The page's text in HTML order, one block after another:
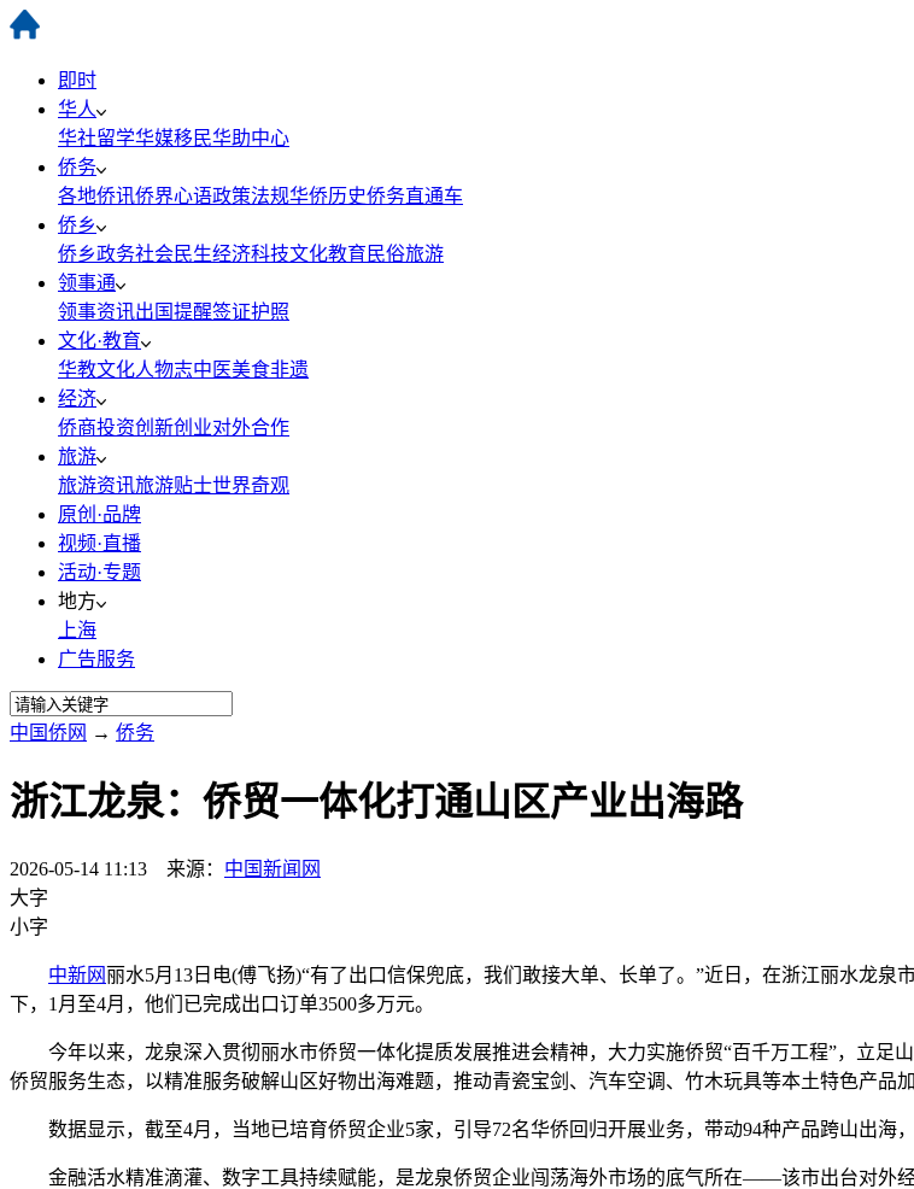
即时
华人
华社留学华媒移民华助中心
侨务
各地侨讯侨界心语政策法规华侨历史侨务直通车
侨乡
侨乡政务社会民生经济科技文化教育 民俗旅游
领事通
领事资讯出国提醒签证护照
文化·教育
华教文化人物志中医美食非遗
经济
侨商投资创新创业对外合作
旅游
旅游资讯旅游贴士世界奇观
原创·品牌
视频·直播
活动·专题
地方
上海
广告服务
中国侨网 → 侨务
浙江龙泉：侨贸一体化打通山区产业出海路
2026-05-14 11:13 来源： 中国新闻网
大字
小字
中新网 丽水5月13日电(傅飞扬)“有了出口信保兜底，我们敢接大单、长单了。”近日，在浙江丽水龙
下，1月至4月，他们已完成出口订单3500多万元。
今年以来，龙泉深入贯彻丽水市侨贸一体化提质发展推进会精神，大力实施侨贸“百千万工程”，立足
侨贸服务生态，以精准服务破解山区好物出海难题，推动青瓷宝剑、汽车空调、竹木玩具等本土特色产品加
数据显示，截至4月，当地已培育侨贸企业5家，引导72名华侨回归开展业务，带动94种产品跨山出海，
金融活水精准滴灌、数字工具持续赋能，是龙泉侨贸企业闯荡海外市场的底气所在——该市出台对外